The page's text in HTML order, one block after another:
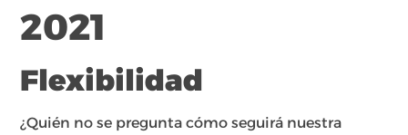
2021
Flexibilidad
¿Quién no se pregunta cómo seguirá nuestra